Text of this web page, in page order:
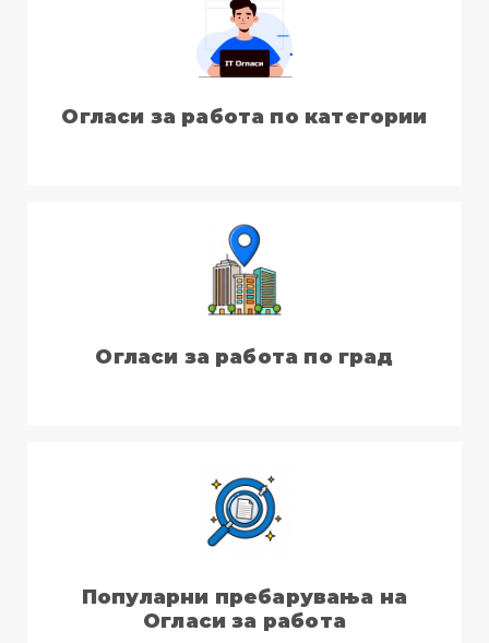
Огласи за работа по категории
Огласи за работа по град
Популарни пребарувања на
Огласи за работа